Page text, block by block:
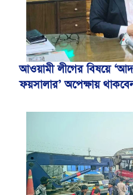
আওয়ামী লীগের বিষয়ে
ফয়সালার’ অপেক্ষায়